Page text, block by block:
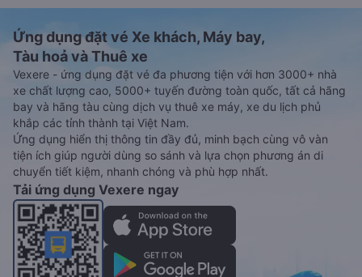
Ứng dụng đặt vé Xe khách, Máy bay,
Tàu hoả và Thuê xe
Vexere - ứng dụng đặt vé đa phương tiện với hơn 3000+ nhà
xe chất lượng cao, 5000+ tuyến đường toàn quốc, tất cả hãng
bay và hãng tàu cùng dịch vụ thuê xe máy, xe du lịch phủ
khắp các tỉnh thành tại Việt Nam.
Ứng dụng hiển thị thông tin đầy đủ, minh bạch cùng vô vàn
tiện ích giúp người dùng so sánh và lựa chọn phương án di
chuyển tiết kiệm, nhanh chóng và phù hợp nhất.
Tải ứng dụng Vexere ngay